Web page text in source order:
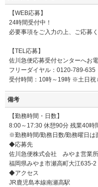
【WEB応募】
24時間受付中！
必要事項をご入力の上、ご応募
【TEL応募】
佐川急便応募受付センターへお
フリーダイヤル：0120-789-635
受付時間：10時～19時 ※土日祝
備考
【勤務時間・日数】
8:00～17:30 休憩90分 残業40時
※勤務時間/勤務日数/勤務曜日は
◆応募先
佐川急便株式会社 みやま営業所
福岡県みやま市瀬高町大江635-2
◆アクセス
JR鹿児島本線南瀬高駅